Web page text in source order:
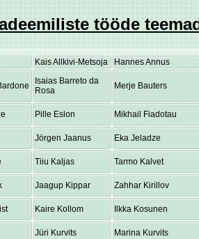
tööde
Kais Allkivi-Metsoja Hannes Annus
Isaias Barreto da
Rosa
Merje Bauters
Pille Eslon Mikhail Fiadotau
Jörgen Jaanus Eka Jeladze
Tiiu Kaljas Tarmo Kalvet
Jaagup Kippar Zahhar Kirillov
Kaire Kollom Ilkka Kosunen
Jüri Kurvits Marina Kurvits